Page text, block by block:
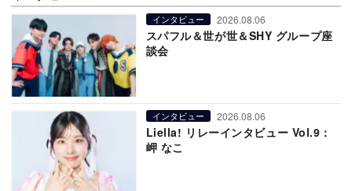
インタビュー 2026.08.06
スパフル＆世が世＆SHY グループ座
談会
インタビュー 2026.08.06
Liella! リレーインタビュー Vol.9：
岬 なこ